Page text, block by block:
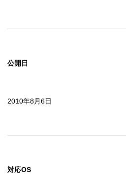
公開日
2010年8月6日
対応OS